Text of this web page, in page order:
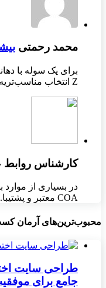
محمد رحمتی
Z انتخاب مناسب‌تریه؟...
کارشناس
در بسیاری از موارد
COA معتبر و پشتیبا...
محبوب‌ترین‌های آرمان
طراحی سایت
جامع برای موفقیت